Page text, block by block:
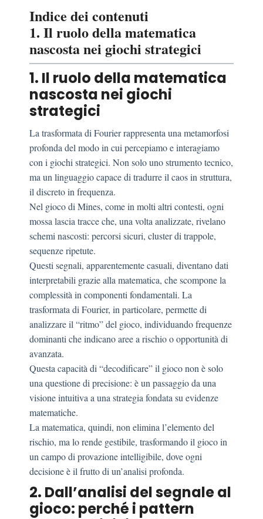
Indice dei contenuti
1. Il ruolo della matematica
nascosta nei giochi strategici
1. Il ruolo della matematica
nascosta nei giochi
strategici
La trasformata di Fourier rappresenta una metamorfosi
profonda del modo in cui percepiamo e interagiamo
con i giochi strategici. Non solo uno strumento tecnico,
ma un linguaggio capace di tradurre il caos in struttura,
il discreto in frequenza.
Nel gioco di Mines, come in molti altri contesti, ogni
mossa lascia tracce che, una volta analizzate, rivelano
schemi nascosti: percorsi sicuri, cluster di trappole,
sequenze ripetute.
Questi segnali, apparentemente casuali, diventano dati
interpretabili grazie alla matematica, che scompone la
complessità in componenti fondamentali. La
trasformata di Fourier, in particolare, permette di
analizzare il “ritmo” del gioco, individuando frequenze
dominanti che indicano aree a rischio o opportunità di
avanzata.
Questa capacità di “decodificare” il gioco non è solo
una questione di precisione: è un passaggio da una
visione intuitiva a una strategia fondata su evidenze
matematiche.
La matematica, quindi, non elimina l’elemento del
rischio, ma lo rende gestibile, trasformando il gioco in
un campo di provazione intelligibile, dove ogni
decisione è il frutto di un’analisi profonda.
2. Dall’analisi del segnale al
gioco: perché i pattern